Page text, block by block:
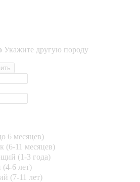
Укажите другую породу
6 месяцев)
(6-11 месяцев)
(1-3 года)
6 лет)
(7-11 лет)